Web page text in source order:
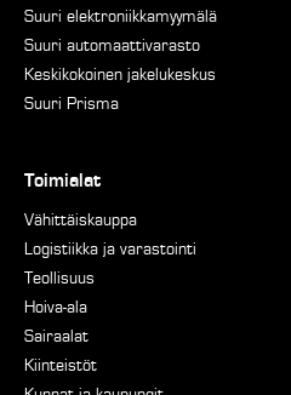
Suuri elektroniikkamyymälä
Suuri automaattivarasto
Keskikokoinen jakelukeskus
Suuri Prisma
Toimialat
Vähittäiskauppa
Logistiikka ja varastointi
Teollisuus
Hoiva-ala
Sairaalat
Kiinteistöt